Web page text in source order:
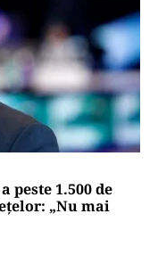
peste 1.500 de
„Nu mai